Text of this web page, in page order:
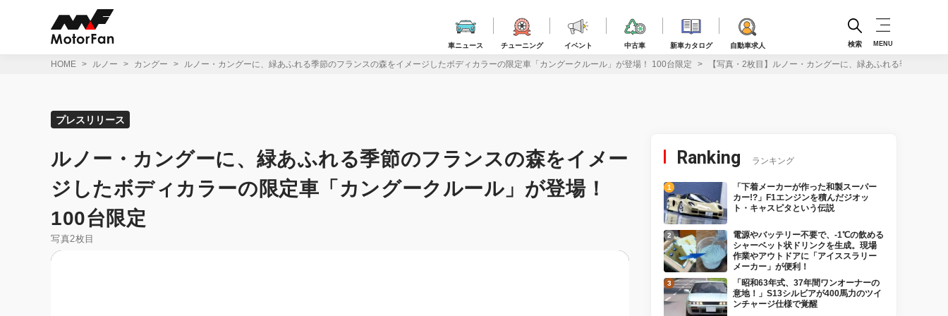
車ニュース チューニング イベント 中古車 新車カタログ 自動車求人 検索 MENU
HOME ルノー カングー ルノー・カングーに、緑あふれる季節のフランスの森をイメージしたボディカラーの限定車「カングークルール」が登場！ 100台限定 【写真・2枚目】ルノー・カングーに、緑あふれる季節のフ
プレスリリース
ルノー・カングーに、緑あふれる季節のフランスの森をイメー
ジしたボディカラーの限定車「カングークルール」が登場！
100台限定
写真2枚目
Ranking ランキング
「下着メーカーが作った和製スーパー
カー!?」F1エンジンを積んだジオッ
ト・キャスピタという伝説
電源やバッテリー不要で、-1℃の飲める
シャーベット状ドリンクを生成。現場
作業やアウトドアに「アイススラリー
メーカー」が便利！
「昭和63年式、37年間ワンオーナーの
意地！」S13シルビアが400馬力のツイ
ンチャージ仕様で覚醒